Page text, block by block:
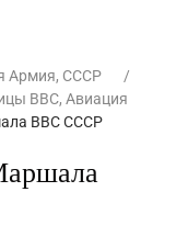
Армия, СССР
ВВС, Авиация
ВВС СССР